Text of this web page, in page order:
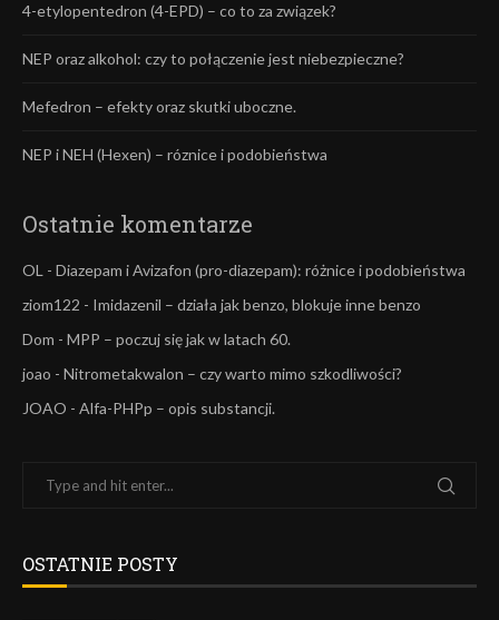
4-etylopentedron (4-EPD) – co to za związek?
NEP oraz alkohol: czy to połączenie jest niebezpieczne?
Mefedron – efekty oraz skutki uboczne.
NEP i NEH (Hexen) – róznice i podobieństwa
Ostatnie komentarze
OL - Diazepam i Avizafon (pro-diazepam): różnice i podobieństwa
ziom122 - Imidazenil – działa jak benzo, blokuje inne benzo
Dom - MPP – poczuj się jak w latach 60.
joao - Nitrometakwalon – czy warto mimo szkodliwości?
JOAO - Alfa-PHPp – opis substancji.
OSTATNIE POSTY